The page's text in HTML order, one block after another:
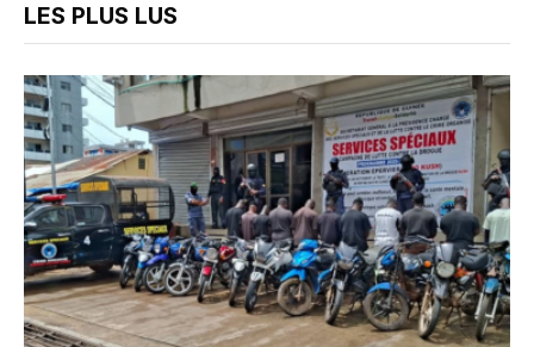
LES PLUS LUS